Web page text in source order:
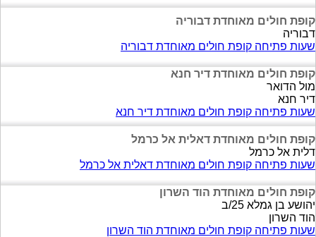
קופת חולים מאוחדת דבוריה
דבוריה
שעות פתיחה קופת חולים מאוחדת דבוריה
קופת חולים מאוחדת דיר חנא
מול הדואר
דיר חנא
שעות פתיחה קופת חולים מאוחדת דיר חנא
קופת חולים מאוחדת דאלית אל כרמל
דלית אל כרמל
שעות פתיחה קופת חולים מאוחדת דאלית אל כרמל
קופת חולים מאוחדת הוד השרון
יהושע בן גמלא 25/ב
הוד השרון
שעות פתיחה קופת חולים מאוחדת הוד השרון